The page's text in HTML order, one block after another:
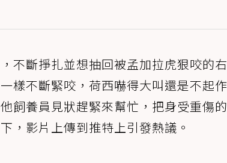
不斷掙扎並想抽回被孟加拉虎狠咬的
樣不斷緊咬，荷西嚇得大叫還是不起
飼養員見狀趕緊來幫忙，把身受重傷
，影片上傳到推特上引發熱議。